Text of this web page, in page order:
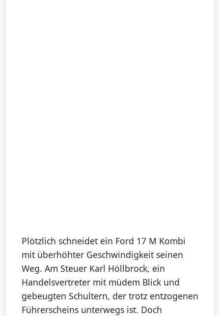
Plötzlich schneidet ein Ford 17 M Kombi
mit überhöhter Geschwindigkeit seinen
Weg. Am Steuer Karl Höllbrock, ein
Handelsvertreter mit müdem Blick und
gebeugten Schultern, der trotz entzogenen
Führerscheins unterwegs ist. Doch